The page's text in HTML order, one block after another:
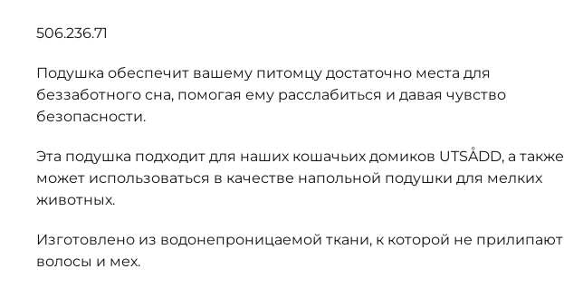
506.236.71
Подушка обеспечит вашему питомцу достаточно места для
беззаботного сна, помогая ему расслабиться и давая чувство
безопасности.
Эта подушка подходит для наших кошачьих домиков UTSÅDD, а также
может использоваться в качестве напольной подушки для мелких
животных.
Изготовлено из водонепроницаемой ткани, к которой не прилипают
волосы и мех.